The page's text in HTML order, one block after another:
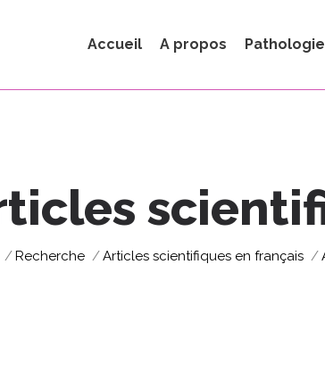
Accueil A propos
ici :
Recherche Articles scientifiques en français